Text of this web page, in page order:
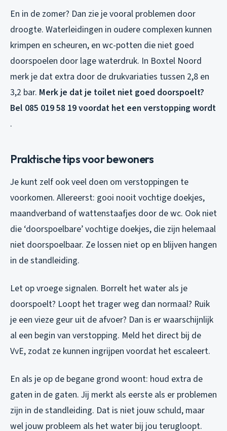
En in de zomer? Dan zie je vooral problemen door
droogte. Waterleidingen in oudere complexen kunnen
krimpen en scheuren, en wc-potten die niet goed
doorspoelen door lage waterdruk. In Boxtel Noord
merk je dat extra door de drukvariaties tussen 2,8 en
3,2 bar. Merk je dat je toilet niet goed doorspoelt?
Bel 085 019 58 19 voordat het een verstopping wordt
.
Praktische tips voor bewoners
Je kunt zelf ook veel doen om verstoppingen te
voorkomen. Allereerst: gooi nooit vochtige doekjes,
maandverband of wattenstaafjes door de wc. Ook niet
die ‘doorspoelbare’ vochtige doekjes, die zijn helemaal
niet doorspoelbaar. Ze lossen niet op en blijven hangen
in de standleiding.
Let op vroege signalen. Borrelt het water als je
doorspoelt? Loopt het trager weg dan normaal? Ruik
je een vieze geur uit de afvoer? Dan is er waarschijnlijk
al een begin van verstopping. Meld het direct bij de
VvE, zodat ze kunnen ingrijpen voordat het escaleert.
En als je op de begane grond woont: houd extra de
gaten in de gaten. Jij merkt als eerste als er problemen
zijn in de standleiding. Dat is niet jouw schuld, maar
wel jouw probleem als het water bij jou terugloopt.